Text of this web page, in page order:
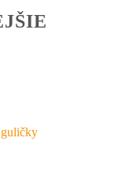
guličky